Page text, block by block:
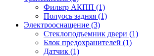
Фильтр АКПП (1)
Полуось задняя (1)
Электрооснащение (3)
Стеклоподъемник двери (1)
Блок предохранителей (1)
Датчик (1)